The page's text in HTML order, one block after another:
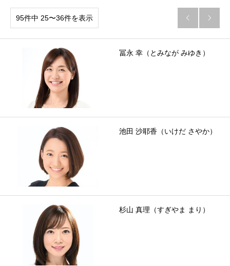
95件中 25〜36件を表示  
冨永 幸（とみなが みゆき）
池田 沙耶香（いけだ さやか）
杉山 真理（すぎやま まり）